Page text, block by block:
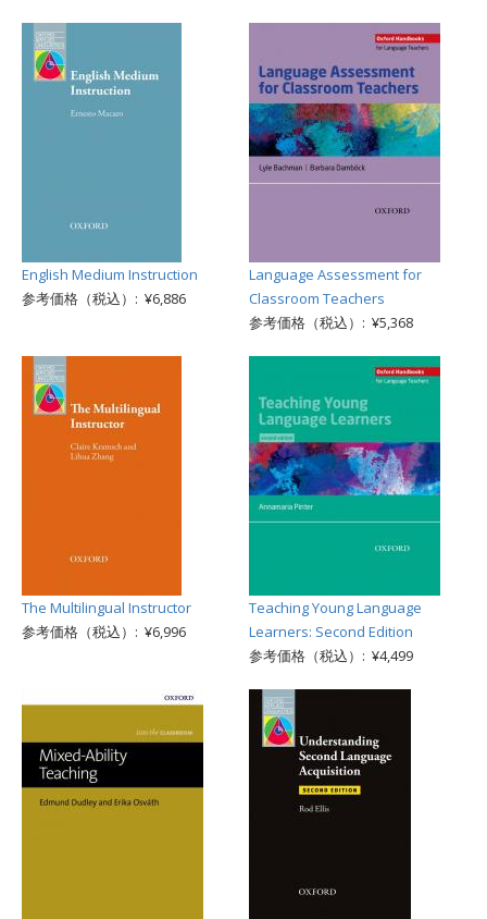
English Medium Instruction
参考価格（税込）: ¥6,886
Language Assessment for
Classroom Teachers
参考価格（税込）: ¥5,368
The Multilingual Instructor
参考価格（税込）: ¥6,996
Teaching Young Language
Learners: Second Edition
参考価格（税込）: ¥4,499